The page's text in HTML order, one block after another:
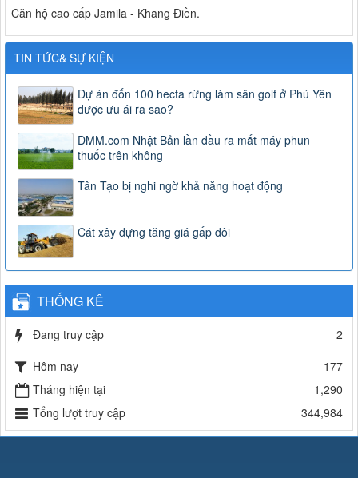
Căn hộ cao cấp Jamila - Khang Điền.
TIN TỨC& SỰ KIỆN
Dự án đốn 100 hecta rừng làm sân golf ở Phú Yên
được ưu ái ra sao?
DMM.com Nhật Bản lần đầu ra mắt máy phun
thuốc trên không
Tân Tạo bị nghi ngờ khả năng hoạt động
Cát xây dựng tăng giá gấp đôi
THỐNG KÊ
Đang truy cập
2
Hôm nay
177
Tháng hiện tại
1,290
Tổng lượt truy cập
344,984